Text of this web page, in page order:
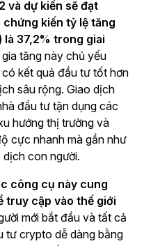
và dự kiến sẽ đạt
kiến tỷ lệ tăng
là 37,2% trong giai
tăng này chủ yếu
kết quả đầu tư tốt hơn
sâu rộng. Giao dịch
đầu tư tận dụng các
hướng thị trường và
cực nhanh mà gần như
con người.
công cụ này cung
truy cập vào thế giới
mới bắt đầu và tất cả
tư crypto dễ dàng bằng